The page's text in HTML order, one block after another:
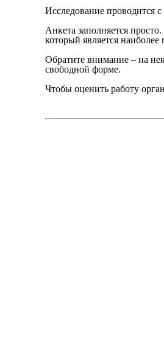
Исследование проводится
Анкета заполняется
который является
Обратите внимание – на
свободной форме.
Чтобы оценить работу